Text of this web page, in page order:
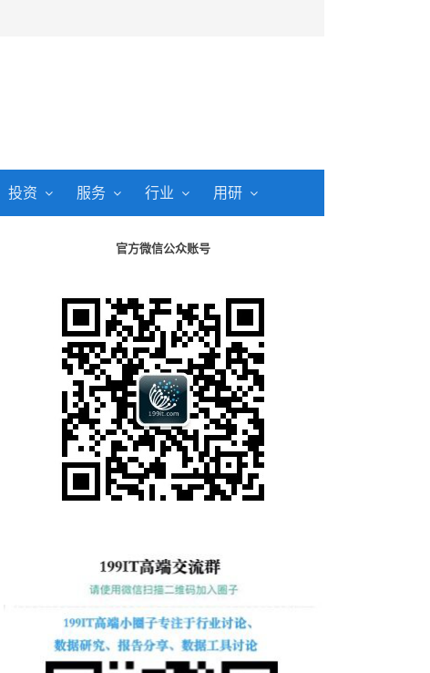
投资 服务 行业 用研
官方微信公众账号